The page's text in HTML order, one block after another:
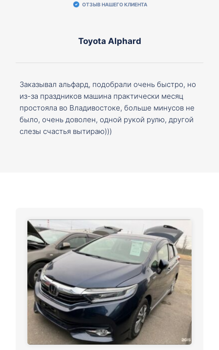
ОТЗЫВ НАШЕГО КЛИЕНТА
Toyota Alphard
Заказывал альфард, подобрали очень быстро, но
из-за праздников машина практически месяц
простояла во Владивостоке, больше минусов не
было, очень доволен, одной рукой рулю, другой
слезы счастья вытираю)))